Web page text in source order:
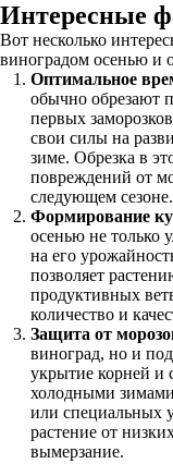
Интересные
Вот несколько
виноградом осенью и
Оптимальное
обычно обрезают
первых
свои силы на
зиме. Обрезка в
повреждений от
следующем сезоне.
Формирование
осенью не только
на его
позволяет
продуктивных
количество и
Защита от
виноград, но и
укрытие корней и
холодными
или специальных
растение от
вымерзание.